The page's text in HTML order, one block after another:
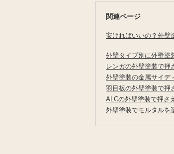
関連ページ
安ければいいの？外壁
外壁タイプ別に外壁塗
レンガの外壁塗装で押
外壁塗装の金属サイデ
羽目板の外壁塗装で押
ALCの外壁塗装で押さ
外壁塗装でモルタルを